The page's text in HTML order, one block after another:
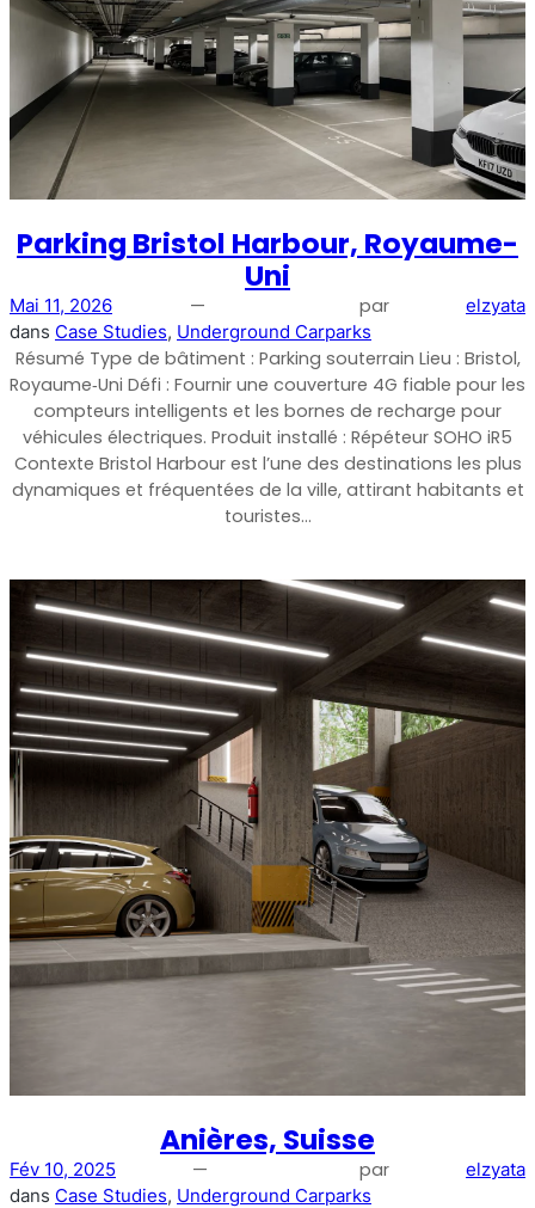
Répéteur commercial multi-opérateur
Répéteur OS6
Répéteur commercial à opérateur unique
StellaPlanner
Planificateur d’installation en ligne
Shark
Analyseur professionnel de signaux
Parking Bristol Harbour, Royaume-
Uni
Mai 11, 2026 — par
elzyata
dans Case Studies, Underground Carparks
Résumé Type de bâtiment : Parking souterrain Lieu : Bristol,
Royaume‑Uni Défi : Fournir une couverture 4G fiable pour les
compteurs intelligents et les bornes de recharge pour
véhicules électriques. Produit installé : Répéteur SOHO iR5
Contexte Bristol Harbour est l’une des destinations les plus
dynamiques et fréquentées de la ville, attirant habitants et
touristes…
Anières, Suisse
Fév 10, 2025 — par
elzyata
dans Case Studies, Underground Carparks